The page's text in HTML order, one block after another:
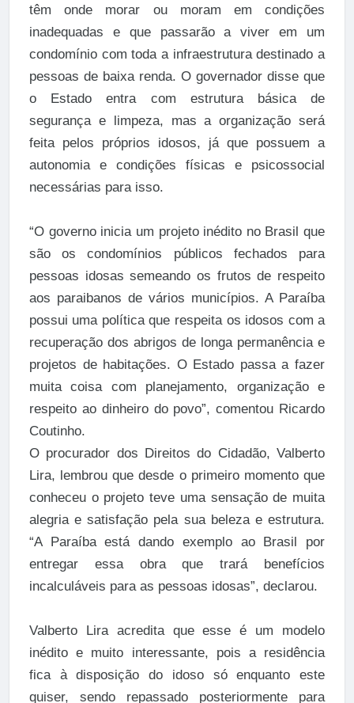
têm onde morar ou moram em condições
inadequadas e que passarão a viver em um
condomínio com toda a infraestrutura destinado a
pessoas de baixa renda. O governador disse que
o Estado entra com estrutura básica de
segurança e limpeza, mas a organização será
feita pelos próprios idosos, já que possuem a
autonomia e condições físicas e psicossocial
necessárias para isso.
“O governo inicia um projeto inédito no Brasil que
são os condomínios públicos fechados para
pessoas idosas semeando os frutos de respeito
aos paraibanos de vários municípios. A Paraíba
possui uma política que respeita os idosos com a
recuperação dos abrigos de longa permanência e
projetos de habitações. O Estado passa a fazer
muita coisa com planejamento, organização e
respeito ao dinheiro do povo”, comentou Ricardo
Coutinho.
O procurador dos Direitos do Cidadão, Valberto
Lira, lembrou que desde o primeiro momento que
conheceu o projeto teve uma sensação de muita
alegria e satisfação pela sua beleza e estrutura.
“A Paraíba está dando exemplo ao Brasil por
entregar essa obra que trará benefícios
incalculáveis para as pessoas idosas”, declarou.
Valberto Lira acredita que esse é um modelo
inédito e muito interessante, pois a residência
fica à disposição do idoso só enquanto este
quiser, sendo repassado posteriormente para